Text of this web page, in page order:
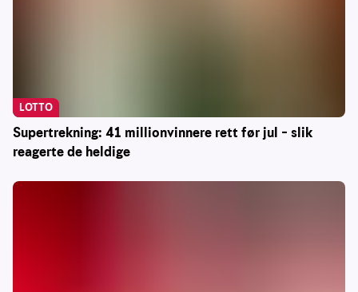
Supertrekning: 41 millionvinnere rett før jul – slik
reagerte de heldige
LOTTO